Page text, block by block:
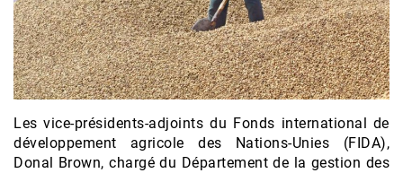
Les vice-présidents-adjoints du Fonds international de
développement agricole des Nations-Unies (FIDA),
Donal Brown, chargé du Département de la gestion des